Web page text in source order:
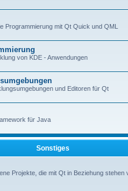
Programmierung mit Qt Quick und QML
von KDE - Anwendungen
und Editoren für Qt
für Java
Sonstiges
Projekte, die mit Qt in Beziehung stehen